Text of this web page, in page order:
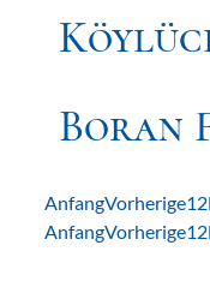
Boran
AnfangVorherige12
AnfangVorherige12